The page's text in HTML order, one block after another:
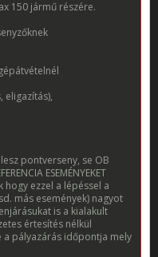
150 jármű részére.
eligazítás),
pontverseny, se OB
ESEMÉNYEKET
hogy ezzel a lépéssel a
más események) nagyot
is a kialakult
értesítés nélkül
a pályazárás időpontja mely